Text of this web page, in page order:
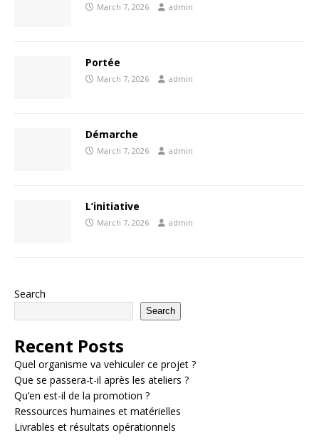
March 7, 2026 admin
Portée
March 7, 2026 admin
Démarche
March 7, 2026 admin
L’initiative
March 7, 2026 admin
Search
Search
Recent Posts
Quel organisme va vehiculer ce projet ?
Que se passera-t-il après les ateliers ?
Qu’en est-il de la promotion ?
Ressources humaines et matérielles
Livrables et résultats opérationnels